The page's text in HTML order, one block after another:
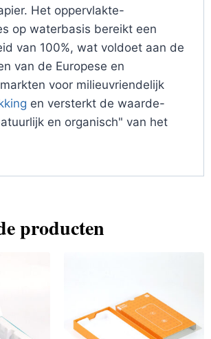
Het oppervlakte-
op waterbasis bereikt een
van 100%, wat voldoet aan de
van de Europese en
voor milieuvriendelijk
en versterkt de waarde-
en organisch" van het
producten